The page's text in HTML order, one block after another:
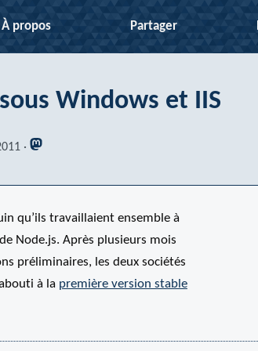
À propos Partager
Windows et IIS
qu’ils travaillaient ensemble à
Node.js. Après plusieurs mois
préliminaires, les deux sociétés
à la première version stable